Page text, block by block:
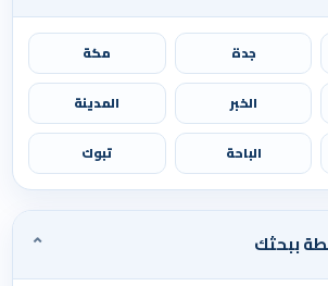
جدة مكة
الخبر المدينة
الباحة تبوك
ببحثك ⌄